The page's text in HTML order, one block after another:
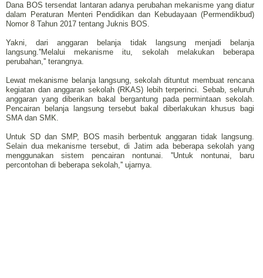
Dana BOS tersendat lantaran adanya perubahan mekanisme yang diatur
dalam Peraturan Menteri Pendidikan dan Kebudayaan (Permendikbud)
Nomor 8 Tahun 2017 tentang Juknis BOS.
Yakni, dari anggaran belanja tidak langsung menjadi belanja
langsung.''Melalui mekanisme itu, sekolah melakukan beberapa
perubahan,'' terangnya.
Lewat mekanisme belanja langsung, sekolah dituntut membuat rencana
kegiatan dan anggaran sekolah (RKAS) lebih terperinci. Sebab, seluruh
anggaran yang diberikan bakal bergantung pada permintaan sekolah.
Pencairan belanja langsung tersebut bakal diberlakukan khusus bagi
SMA dan SMK.
Untuk SD dan SMP, BOS masih berbentuk anggaran tidak langsung.
Selain dua mekanisme tersebut, di Jatim ada beberapa sekolah yang
menggunakan sistem pencairan nontunai. ''Untuk nontunai, baru
percontohan di beberapa sekolah,'' ujarnya.